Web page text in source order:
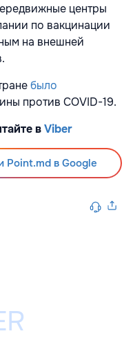
центры
по вакцинации
на внешней
было
против COVID-19.
вViber
Point.md в Google